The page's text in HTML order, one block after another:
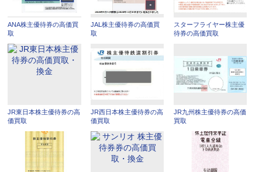
ANA株主優待券の高価買
取
JAL株主優待券の高価買
取
スターフライヤー株主優
待券の高価買取
JR東日本株主優待券の高
価買取
JR西日本株主優待券の高
価買取
JR九州株主優待券の高価
買取